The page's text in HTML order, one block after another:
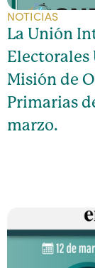
NOTICIAS
La Unión
Electorales
Misión de
Primarias
marzo.